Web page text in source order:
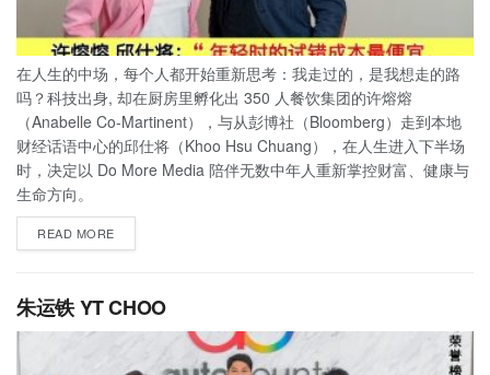
在人生的中场，每个人都开始重新思考：我走过的，是我想走的路
吗？科技出身, 却在厨房里孵化出 350 人餐饮集团的许熔熔
（Anabelle Co-Martinent），与从彭博社（Bloomberg）走到本地
财经话语中心的邱仕将（Khoo Hsu Chuang），在人生进入下半场
时，决定以 Do More Media 陪伴无数中年人重新掌控财富、健康与
生命方向。
READ MORE
朱运铁 YT CHOO